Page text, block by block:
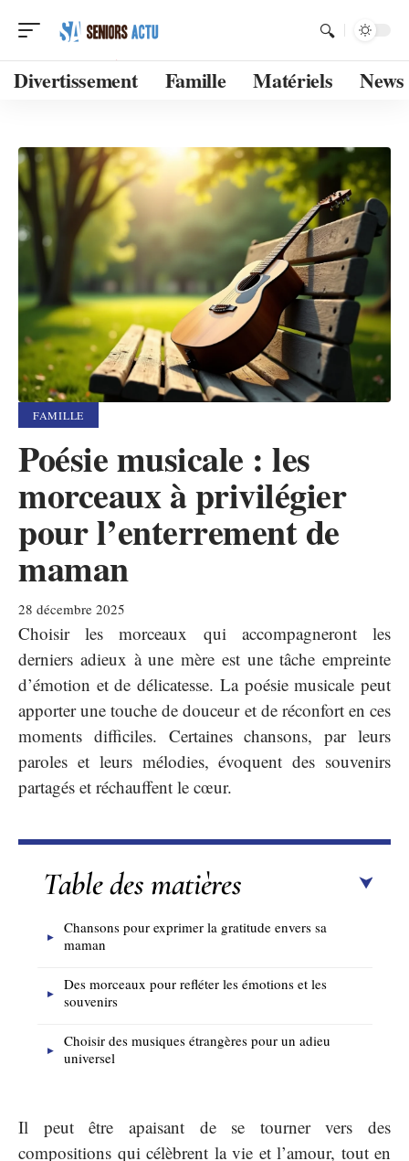
Divertissement Famille Matériels News
FAMILLE
Poésie musicale : les
morceaux à privilégier
pour l’enterrement de
maman
28 décembre 2025
Choisir les morceaux qui accompagneront les
derniers adieux à une mère est une tâche empreinte
d’émotion et de délicatesse. La poésie musicale peut
apporter une touche de douceur et de réconfort en ces
moments difficiles. Certaines chansons, par leurs
paroles et leurs mélodies, évoquent des souvenirs
partagés et réchauffent le cœur.
Table des matières
Chansons pour exprimer la gratitude envers sa
maman
Des morceaux pour refléter les émotions et les
souvenirs
Choisir des musiques étrangères pour un adieu
universel
Il peut être apaisant de se tourner vers des
compositions qui célèbrent la vie et l’amour, tout en